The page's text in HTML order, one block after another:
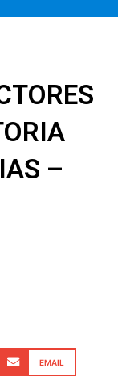
–
EMAIL